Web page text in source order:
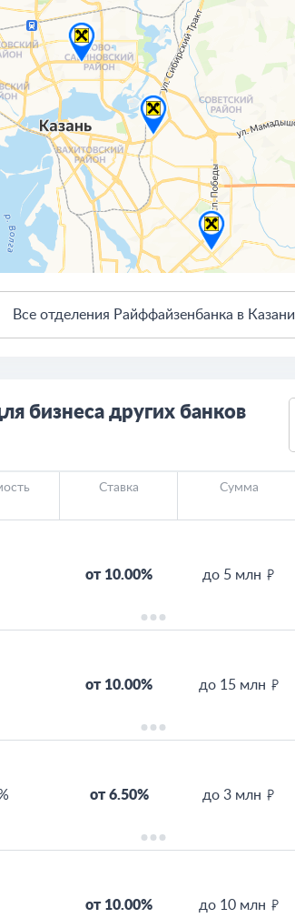
Все отделения Райффайзенбанка в Казани
бизнеса других банков
Ставка Сумма
от 10.00% до 5 млн
от 10.00% до 15 млн
от 6.50% до 3 млн
от 10.00% до 10 млн